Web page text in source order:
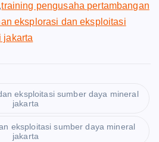
,training pengusaha pertambangan
eksplorasi dan eksploitasi
jakarta
eksploitasi sumber daya mineral
jakarta
eksploitasi sumber daya mineral
jakarta